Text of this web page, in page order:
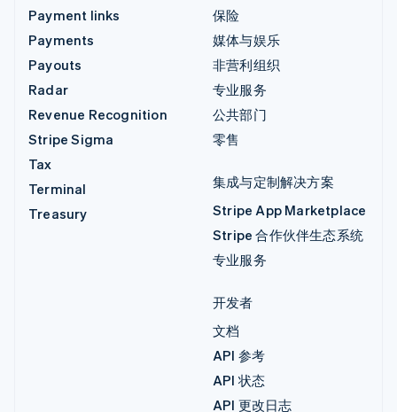
Payment links
Payments
Payouts
Radar
Revenue Recognition
Stripe Sigma
Tax
Terminal
Treasury
保险
媒体与娱乐
非营利组织
专业服务
公共部门
零售
集成与定制解决方案
Stripe App Marketplace
Stripe 合作伙伴生态系统
专业服务
开发者
文档
API 参考
API 状态
API 更改日志